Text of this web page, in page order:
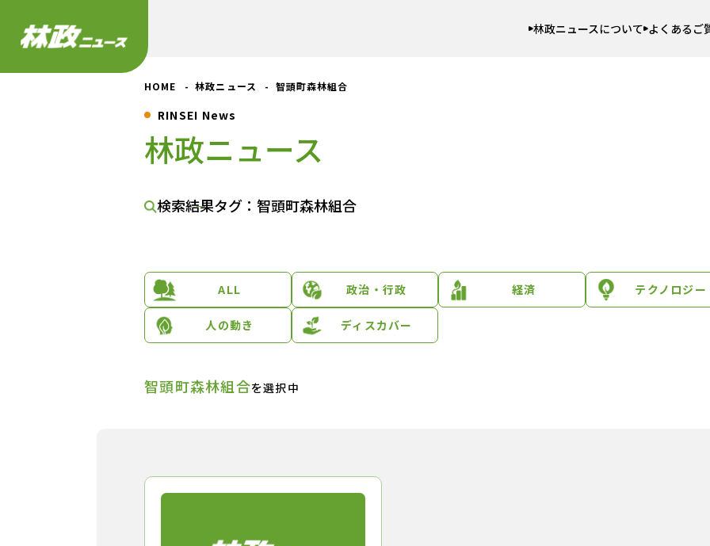
林政ニュースについて よくあるご
HOME 林政ニュース 智頭町森林組合
RINSEI News
林政ニュース
検索結果タグ：智頭町森林組合
ALL 政治・行政 経済 テクノロジー
人の動き ディスカバー
智頭町森林組合を選択中